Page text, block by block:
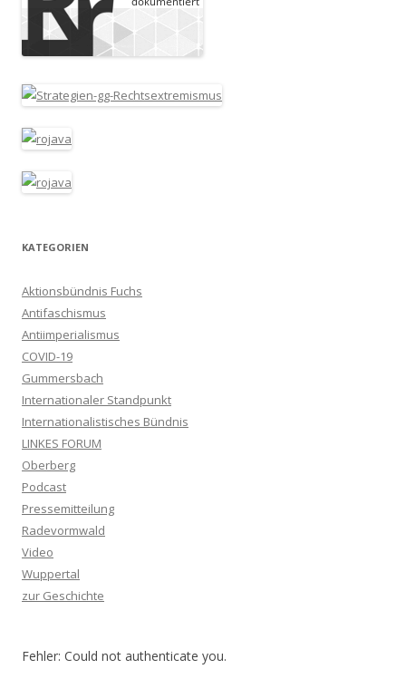
KATEGORIEN
Aktionsbündnis Fuchs
Antifaschismus
Antiimperialismus
COVID-19
Gummersbach
Internationaler Standpunkt
Internationalistisches Bündnis
LINKES FORUM
Oberberg
Podcast
Pressemitteilung
Radevormwald
Video
Wuppertal
zur Geschichte
Fehler: Could not authenticate you.